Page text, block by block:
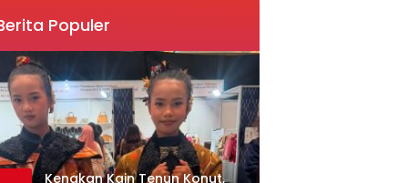
Populer
‎Kenakan Kain Tenun Konut,